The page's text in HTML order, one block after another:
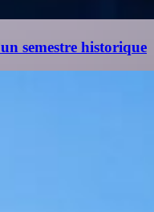
semestre historique